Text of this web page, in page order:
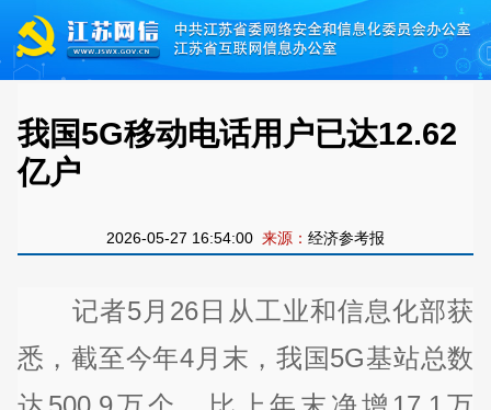
我国5G移动电话用户已达12.62
亿户
2026-05-27 16:54:00 来源： 经济参考报
记者5月26日从工业和信息化部获
悉，截至今年4月末，我国5G基站总数